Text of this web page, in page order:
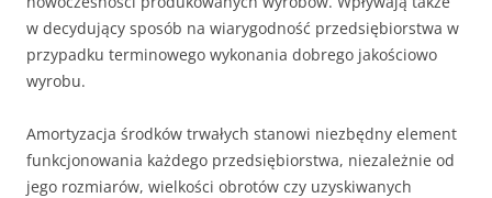
w decydujący sposób na wiarygodność przedsiębiorstwa w
przypadku terminowego wykonania dobrego jakościowo
wyrobu.
Amortyzacja środków trwałych stanowi niezbędny element
funkcjonowania każdego przedsiębiorstwa, niezależnie od
jego rozmiarów, wielkości obrotów czy uzyskiwanych